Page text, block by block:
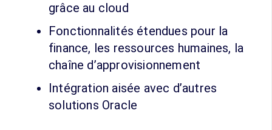
grâce au cloud
Fonctionnalités étendues pour la
finance, les ressources humaines, la
chaîne d’approvisionnement
Intégration aisée avec d’autres
solutions Oracle